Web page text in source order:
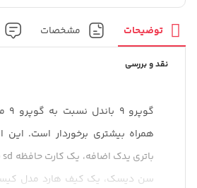
توضیحات مشخصات
نقد و بررسی
همراه بیشتری برخوردار است.
سن دیسک، یک کیف هارد مدل